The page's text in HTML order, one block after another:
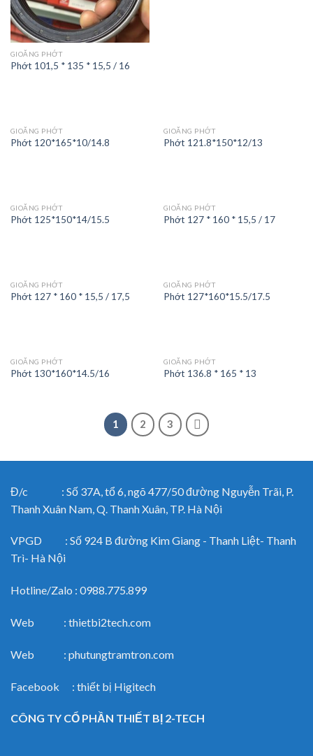
GIOĂNG PHỚT
Phớt 101,5 * 135 * 15,5 / 16
GIOĂNG PHỚT
Phớt 120*165*10/14.8
GIOĂNG PHỚT
Phớt 121.8*150*12/13
GIOĂNG PHỚT
Phớt 125*150*14/15.5
GIOĂNG PHỚT
Phớt 127 * 160 * 15,5 / 17
GIOĂNG PHỚT
Phớt 127 * 160 * 15,5 / 17,5
GIOĂNG PHỚT
Phớt 127*160*15.5/17.5
GIOĂNG PHỚT
Phớt 130*160*14.5/16
GIOĂNG PHỚT
Phớt 136.8 * 165 * 13
1 2 3
Đ/c : Số 37A, tổ 6, ngõ 477/50 đường Nguyễn Trãi, P.
Thanh Xuân Nam, Q. Thanh Xuân, TP. Hà Nội
VPGD : Số 924 B đường Kim Giang - Thanh Liệt- Thanh
Trì- Hà Nội
Hotline/Zalo : 0988.775.899
Web : thietbi2tech.com
Web : phutungtramtron.com
Facebook : thiết bị Higitech
CÔNG TY CỔ PHẦN THIẾT BỊ 2-TECH